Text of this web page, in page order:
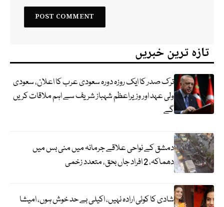
تازہ ترین خبریں
ترک صدر کا ایک روزہ دورہ سعودی عرب کا اعلان، سعودی
ولی عہد اور وزیراعظم شہباز شریف سے اہم ملاقات کریں
گے
دمشق کے نواحی علاقے جرمانہ میں منی بس میں
دھماکہ، 2 افراد جاں بحق، متعدد زخمی
شادی کا کوئی ارادہ نہیں، اکیلی بے حد خوش ہوں، امیشا